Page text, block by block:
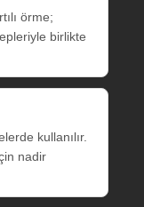
örme;
birlikte
kullanılır.
nadir